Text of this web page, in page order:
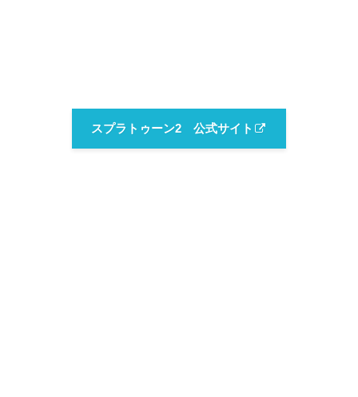
スプラトゥーン2 公式サイト